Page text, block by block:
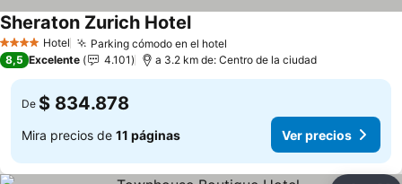
4 EstrellasHotel Parking cómodo en el hotel
Sheraton Zurich HotelVer precios
8,5 Excelente 4.101 a 3.2 km de: Centro de la ciudad
De $ 834.878
Mira precios de 11 páginas Ver precios